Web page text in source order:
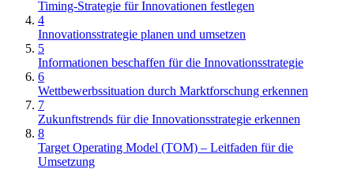
Timing-Strategie für Innovationen festlegen
4
Innovationsstrategie planen und umsetzen
5
Informationen beschaffen für die Innovationsstrategie
6
Wettbewerbssituation durch Marktforschung erkennen
7
Zukunftstrends für die Innovationsstrategie erkennen
8
Target Operating Model (TOM) – Leitfaden für die
Umsetzung